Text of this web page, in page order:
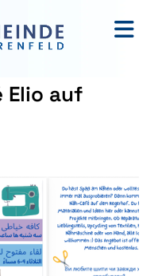
Elio auf